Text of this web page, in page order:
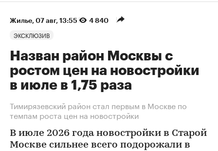
Жилье⁠, 07 авг, 13:55 4 840
ЭКСКЛЮЗИВ
Назван район Москвы с
ростом цен на новостройки
в июле в 1,75 раза
Тимирязевский район стал первым в Москве по
темпам роста цен на новостройки
В июле 2026 года новостройки в Старой
Москве сильнее всего подорожали в